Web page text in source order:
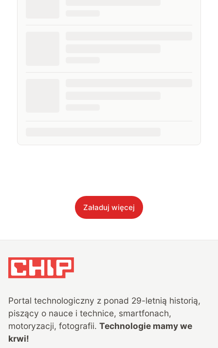
Załaduj więcej
Portal technologiczny z ponad 29-letnią historią,
piszący o nauce i technice, smartfonach,
motoryzacji, fotografii. Technologie mamy we
krwi!